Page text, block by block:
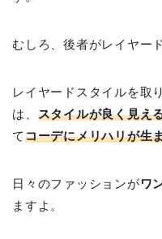
むしろ、後者がレイヤー
レイヤードスタイルを取
は、 スタイルが良く見え
てコーデにメリハリが生
日々のファッションがワ
ますよ。